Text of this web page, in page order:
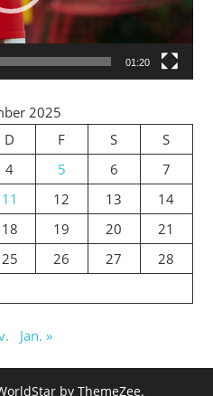
01:20
2025
D F S
S
4 5 6
7
11 12 13
14
18 19 20
21
25 26 27
28
Jan. »
by ThemeZee.